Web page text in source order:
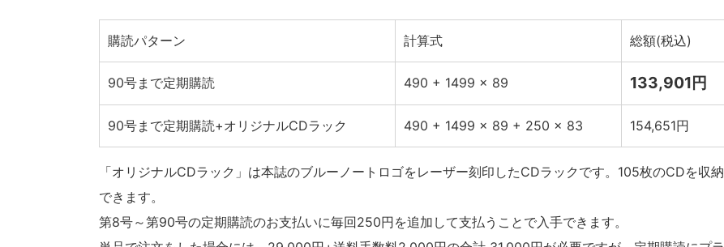
購読パターン 計算式 総額(税込)
90号まで定期購読 490 + 1499 × 89 133,901円
90号まで定期購読+オリジナルCDラック 490 + 1499 × 89 + 250 × 83 154,651円
「オリジナルCDラック」は本誌のブルーノートロゴをレーザー刻印したCDラックです。105枚のCDを収納
できます。
第8号～第90号の定期購読のお支払いに毎回250円を追加して支払うことで入手できます。